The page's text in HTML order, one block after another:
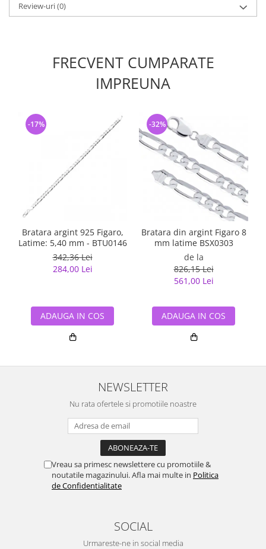
Review-uri(0)
FRECVENT CUMPARATE
IMPREUNA
Bratara argint 925 Figaro,
Latime: 5,40 mm - BTU0146
342,36 Lei
284,00 Lei
-17%
ADAUGA IN COS
Bratara din argint Figaro 8
mm latime BSX0303
de la
826,15 Lei
561,00 Lei
-32%
ADAUGA IN COS
NEWSLETTER
Nu rata ofertele si promotiile noastre
Vreau sa primesc newslettere cu promotiile &
noutatile magazinului. Afla mai multe in Politica
de Confidentialitate
SOCIAL
Urmareste-ne in social media